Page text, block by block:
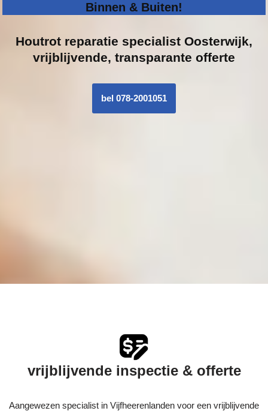
Binnen & Buiten!
Houtrot reparatie specialist Oosterwijk,
vrijblijvende, transparante offerte
bel 078-2001051
vrijblijvende inspectie & offerte
Aangewezen specialist in Vijfheerenlanden voor een vrijblijvende